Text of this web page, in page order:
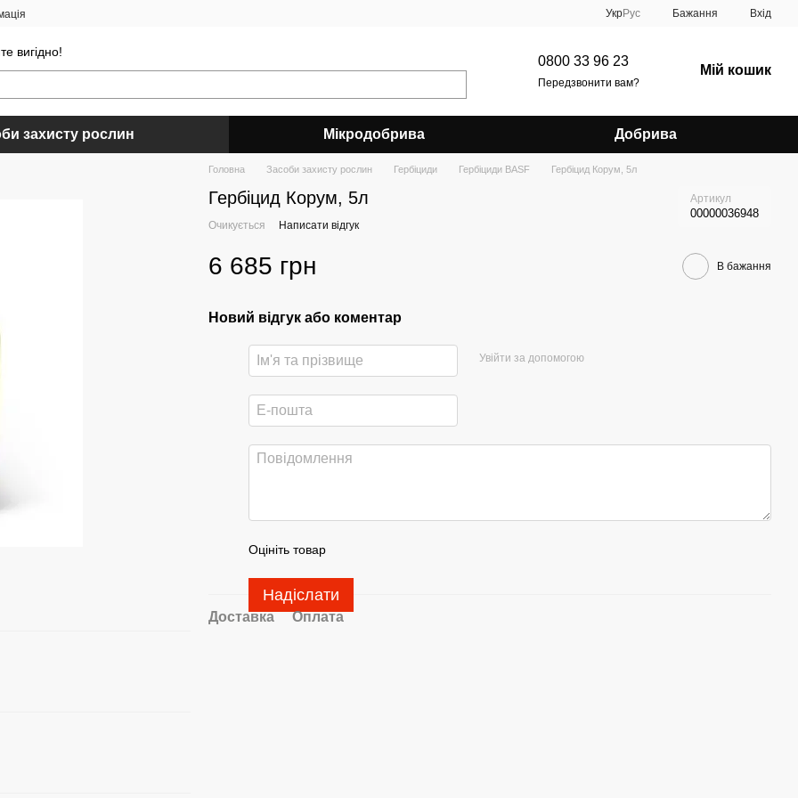
УкрРус Бажання Вхід
вигідно!
0800 33 96 23
Передзвонити вам?
Мій кошик
захисту рослин Мікродобрива Добрива
Головна Засоби захисту рослин Гербіциди Гербіциди BASF Гербіцид Корум, 5л
Гербіцид Корум, 5л Артикул
00000036948
Очикується Написати відгук
6 685 грн В бажання
Новий відгук або коментар
Увійти за допомогою
Оцініть товар
Надіслати
Доставка Оплата